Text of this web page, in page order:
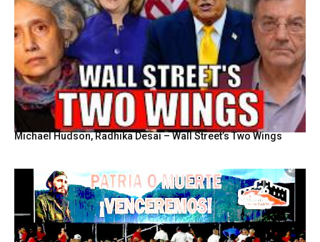
Michael Hudson, Radhika Desai – Wall Street’s Two Wings